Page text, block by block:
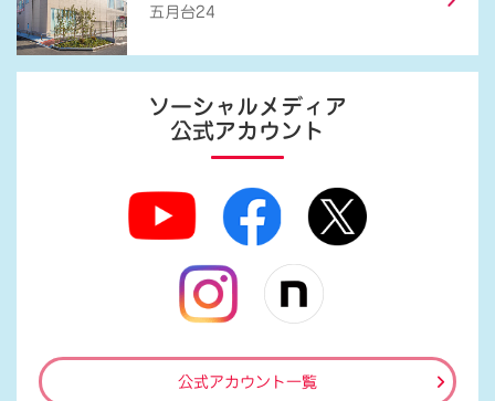
五月台24
ソーシャルメディア
公式アカウント
公式アカウント一覧